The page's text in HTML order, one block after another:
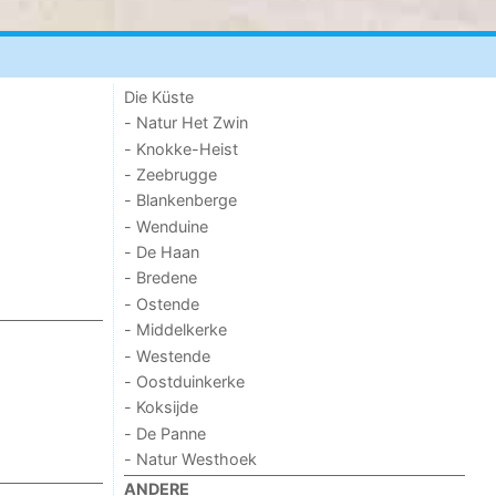
Die Küste
- Natur Het Zwin
- Knokke-Heist
- Zeebrugge
- Blankenberge
- Wenduine
- De Haan
- Bredene
- Ostende
- Middelkerke
- Westende
- Oostduinkerke
- Koksijde
- De Panne
- Natur Westhoek
ANDERE